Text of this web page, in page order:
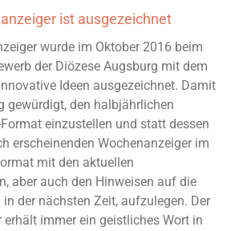
ist ausgezeichnet
wurde im Oktober 2016 beim
der Diözese Augsburg mit dem
Ideen ausgezeichnet. Damit
gewürdigt, den halbjährlichen
einzustellen und statt dessen
erscheinenden Wochenanzeiger im
mit den aktuellen
aber auch den Hinweisen auf die
der nächsten Zeit, aufzulegen. Der
erhält immer ein geistliches Wort in